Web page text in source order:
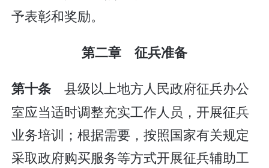
予表彰和奖励。
第二章 征兵准备
第十条 县级以上地方人民政府征兵办公
室应当适时调整充实工作人员，开展征兵
业务培训；根据需要，按照国家有关规定
采取政府购买服务等方式开展征兵辅助工